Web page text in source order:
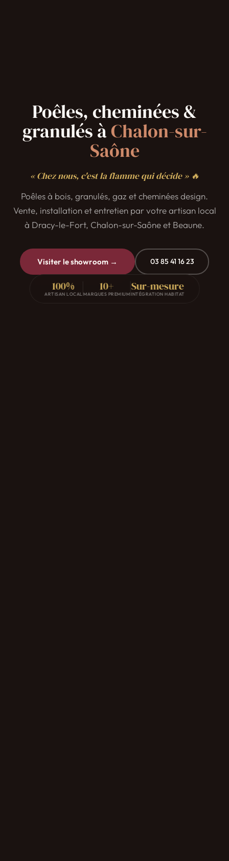
Poêles, cheminées &
granulés àChalon-sur-
Saône
« Chez nous, c'est la flamme qui décide » 🔥
Poêles à bois, granulés, gaz et cheminées design.
Vente, installation et entretien par votre artisan local
à Dracy-le-Fort, Chalon-sur-Saône et Beaune.
Visiter le showroom → 03 85 41 16 23
100%
ARTISAN LOCAL
10+
MARQUES PREMIUM
Sur-mesure
INTÉGRATION HABITAT